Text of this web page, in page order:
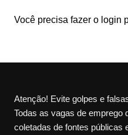
Você precisa fazer o login
Atenção! Evite golpes e
Todas as vagas de emprego
coletadas de fontes públicas